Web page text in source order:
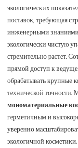
экологических
поставок, требующая
инженерными
экологически чистую
стремительно растет.
прямой доступ к
обрабатывать крупные
технической точности.
мономатериальные
герметичным и
уверенно
экологичной косметики.